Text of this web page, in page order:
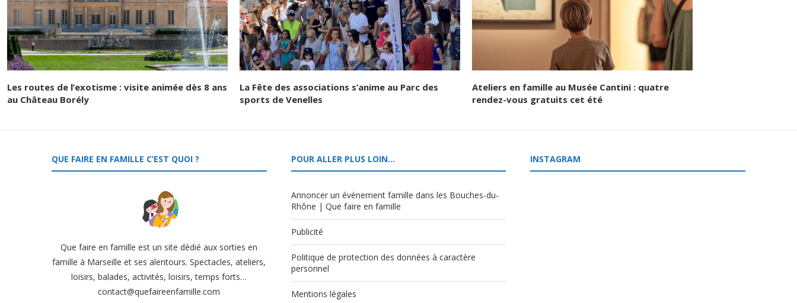
Les routes de l’exotisme : visite animée dès 8 ans
au Château Borély
La Fête des associations s’anime au Parc des
sports de Venelles
Ateliers en famille au Musée Cantini : quatre
rendez-vous gratuits cet été
QUE FAIRE EN FAMILLE C’EST QUOI ?
Que faire en famille est un site dédié aux sorties en
famille à Marseille et ses alentours. Spectacles, ateliers,
loisirs, balades, activités, loisirs, temps forts…
contact@quefaireenfamille.com
POUR ALLER PLUS LOIN…
Annoncer un événement famille dans les Bouches-du-
Rhône | Que faire en famille
Publicité
Politique de protection des données à caractère
personnel
Mentions légales
INSTAGRAM